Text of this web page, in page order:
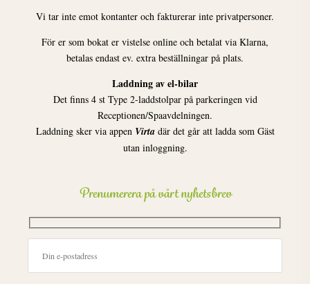
Vi tar inte emot kontanter och fakturerar inte privatpersoner.
För er som bokat er vistelse online och betalat via Klarna,
betalas endast ev. extra beställningar på plats.
Laddning av el-bilar
Det finns 4 st Type 2-laddstolpar på parkeringen vid
Receptionen/Spaavdelningen.
Laddning sker via appen Virtadär det går att ladda som Gäst
utan inloggning.
Prenumerera på vårt nyhetsbrev